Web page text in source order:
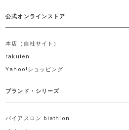
公式オンラインストア
本店（自社サイト）
rakuten
Yahoo!ショッピング
ブランド・シリーズ
バイアスロン biathlon